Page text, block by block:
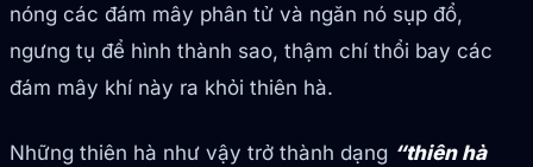
nóng các đám mây phân tử và ngăn nó sụp đổ,
ngưng tụ để hình thành sao, thậm chí thổi bay các
đám mây khí này ra khỏi thiên hà.
Những thiên hà như vậy trở thành dạng “thiên hà